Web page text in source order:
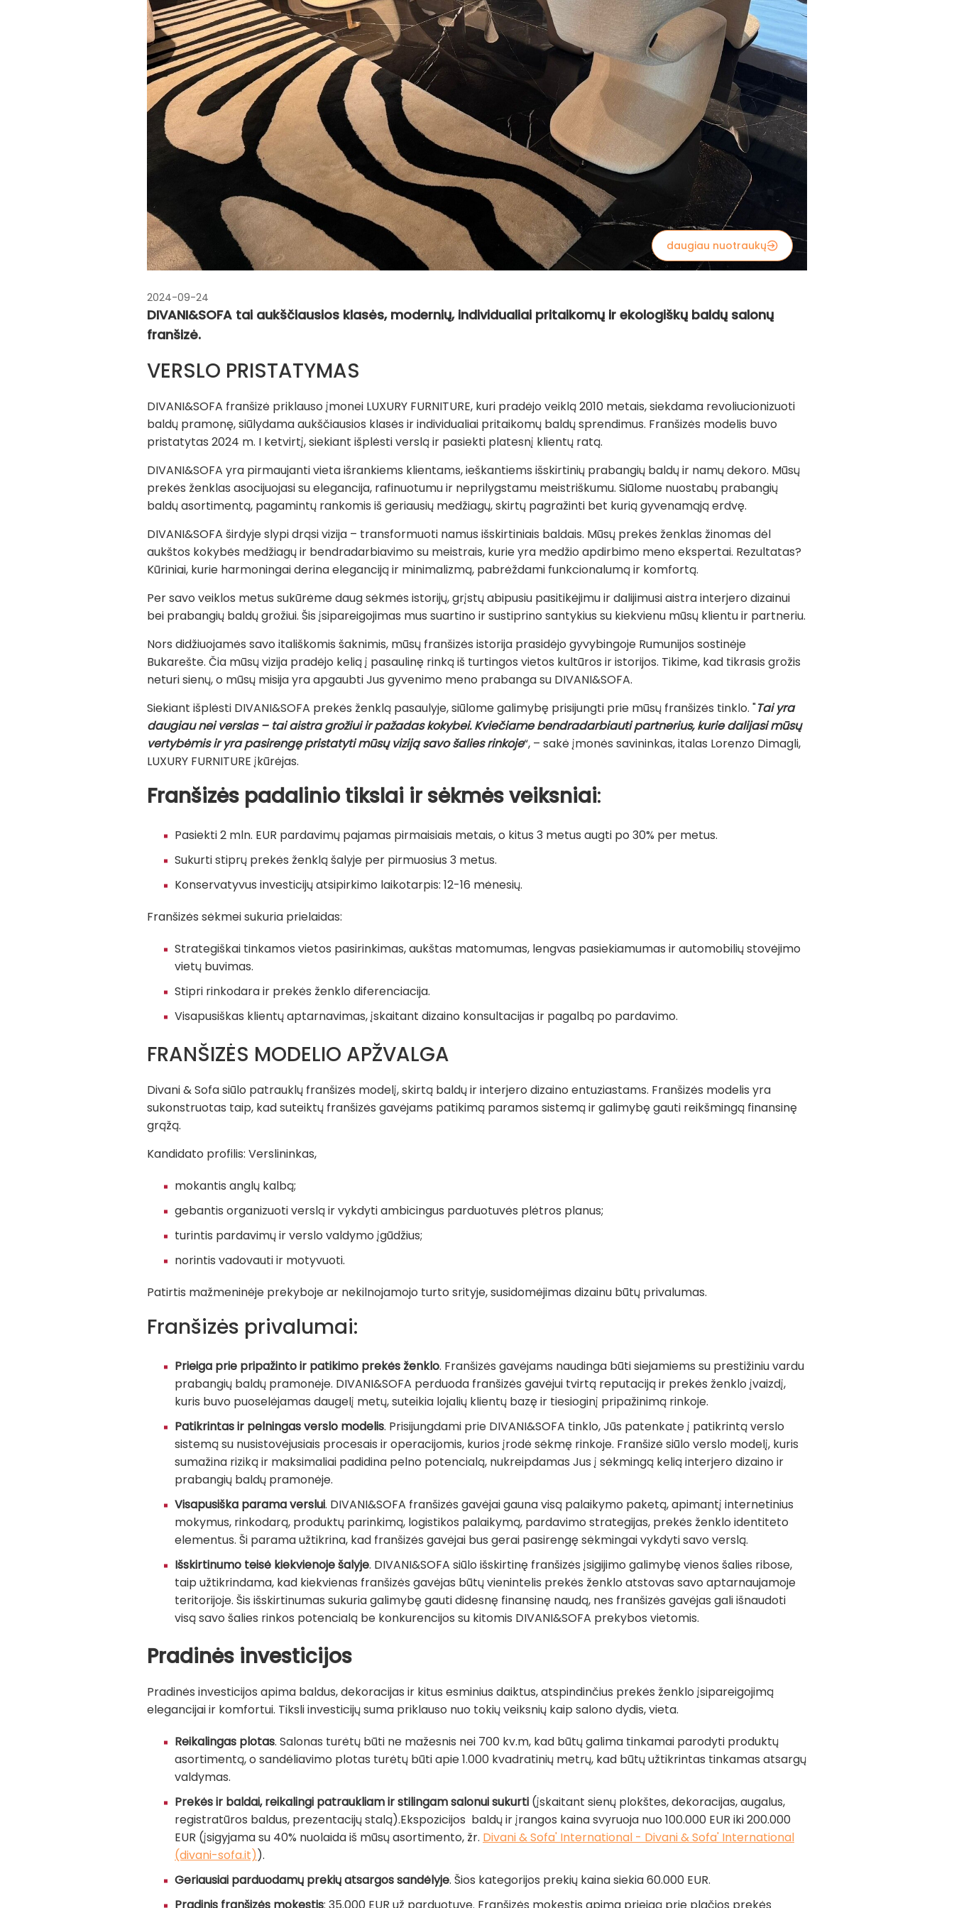
daugiau nuotraukų
2024-09-24
DIVANI&SOFA tai aukščiausios klasės, modernių, individualiai pritaikomų ir ekologiškų baldų salonų
franšizė.
VERSLO PRISTATYMAS
DIVANI&SOFA franšizė priklauso įmonei LUXURY FURNITURE, kuri pradėjo veiklą 2010 metais, siekdama revoliucionizuoti
baldų pramonę, siūlydama aukščiausios klasės ir individualiai pritaikomų baldų sprendimus. Franšizės modelis buvo
pristatytas 2024 m. I ketvirtį, siekiant išplėsti verslą ir pasiekti platesnį klientų ratą.
DIVANI&SOFA yra pirmaujanti vieta išrankiems klientams, ieškantiems išskirtinių prabangių baldų ir namų dekoro. Mūsų
prekės ženklas asocijuojasi su elegancija, rafinuotumu ir neprilygstamu meistriškumu. Siūlome nuostabų prabangių
baldų asortimentą, pagamintų rankomis iš geriausių medžiagų, skirtų pagražinti bet kurią gyvenamąją erdvę.
DIVANI&SOFA širdyje slypi drąsi vizija – transformuoti namus išskirtiniais baldais. Mūsų prekės ženklas žinomas dėl
aukštos kokybės medžiagų ir bendradarbiavimo su meistrais, kurie yra medžio apdirbimo meno ekspertai. Rezultatas?
Kūriniai, kurie harmoningai derina eleganciją ir minimalizmą, pabrėždami funkcionalumą ir komfortą.
Per savo veiklos metus sukūrėme daug sėkmės istorijų, grįstų abipusiu pasitikėjimu ir dalijimusi aistra interjero dizainui
bei prabangių baldų grožiui. Šis įsipareigojimas mus suartino ir sustiprino santykius su kiekvienu mūsų klientu ir partneriu.
Nors didžiuojamės savo itališkomis šaknimis, mūsų franšizės istorija prasidėjo gyvybingoje Rumunijos sostinėje
Bukarešte. Čia mūsų vizija pradėjo kelią į pasaulinę rinką iš turtingos vietos kultūros ir istorijos. Tikime, kad tikrasis grožis
neturi sienų, o mūsų misija yra apgaubti Jus gyvenimo meno prabanga su DIVANI&SOFA.
Siekiant išplėsti DIVANI&SOFA prekės ženklą pasaulyje, siūlome galimybę prisijungti prie mūsų franšizės tinklo. "Tai yra
daugiau nei verslas – tai aistra grožiui ir pažadas kokybei. Kviečiame bendradarbiauti partnerius, kurie dalijasi mūsų
vertybėmis ir yra pasirengę pristatyti mūsų viziją savo šalies rinkoje“, – sakė įmonės savininkas, italas Lorenzo Dimagli,
LUXURY FURNITURE įkūrėjas.
Franšizės padalinio tikslai ir sėkmės veiksniai:
Pasiekti 2 mln. EUR pardavimų pajamas pirmaisiais metais, o kitus 3 metus augti po 30% per metus.
Sukurti stiprų prekės ženklą šalyje per pirmuosius 3 metus.
Konservatyvus investicijų atsipirkimo laikotarpis: 12-16 mėnesių.
Franšizės sėkmei sukuria prielaidas:
Strategiškai tinkamos vietos pasirinkimas, aukštas matomumas, lengvas pasiekiamumas ir automobilių stovėjimo
vietų buvimas.
Stipri rinkodara ir prekės ženklo diferenciacija.
Visapusiškas klientų aptarnavimas, įskaitant dizaino konsultacijas ir pagalbą po pardavimo.
FRANŠIZĖS MODELIO APŽVALGA
Divani & Sofa siūlo patrauklų franšizės modelį, skirtą baldų ir interjero dizaino entuziastams. Franšizės modelis yra
sukonstruotas taip, kad suteiktų franšizės gavėjams patikimą paramos sistemą ir galimybę gauti reikšmingą finansinę
grąžą.
Kandidato profilis: Verslininkas,
mokantis anglų kalbą;
gebantis organizuoti verslą ir vykdyti ambicingus parduotuvės plėtros planus;
turintis pardavimų ir verslo valdymo įgūdžius;
norintis vadovauti ir motyvuoti.
Patirtis mažmeninėje prekyboje ar nekilnojamojo turto srityje, susidomėjimas dizainu būtų privalumas.
Franšizės privalumai:
Prieiga prie pripažinto ir patikimo prekės ženklo. Franšizės gavėjams naudinga būti siejamiems su prestižiniu vardu
prabangių baldų pramonėje. DIVANI&SOFA perduoda franšizės gavėjui tvirtą reputaciją ir prekės ženklo įvaizdį,
kuris buvo puoselėjamas daugelį metų, suteikia lojalių klientų bazę ir tiesioginį pripažinimą rinkoje.
Patikrintas ir pelningas verslo modelis. Prisijungdami prie DIVANI&SOFA tinklo, Jūs patenkate į patikrintą verslo
sistemą su nusistovėjusiais procesais ir operacijomis, kurios įrodė sėkmę rinkoje. Franšizė siūlo verslo modelį, kuris
sumažina riziką ir maksimaliai padidina pelno potencialą, nukreipdamas Jus į sėkmingą kelią interjero dizaino ir
prabangių baldų pramonėje.
Visapusiška parama verslui. DIVANI&SOFA franšizės gavėjai gauna visą palaikymo paketą, apimantį internetinius
mokymus, rinkodarą, produktų parinkimą, logistikos palaikymą, pardavimo strategijas, prekės ženklo identiteto
elementus. Ši parama užtikrina, kad franšizės gavėjai bus gerai pasirengę sėkmingai vykdyti savo verslą.
Išskirtinumo teisė kiekvienoje šalyje. DIVANI&SOFA siūlo išskirtinę franšizės įsigijimo galimybę vienos šalies ribose,
taip užtikrindama, kad kiekvienas franšizės gavėjas būtų vienintelis prekės ženklo atstovas savo aptarnaujamoje
teritorijoje. Šis išskirtinumas sukuria galimybę gauti didesnę finansinę naudą, nes franšizės gavėjas gali išnaudoti
visą savo šalies rinkos potencialą be konkurencijos su kitomis DIVANI&SOFA prekybos vietomis.
Pradinės investicijos
Pradinės investicijos apima baldus, dekoracijas ir kitus esminius daiktus, atspindinčius prekės ženklo įsipareigojimą
elegancijai ir komfortui. Tiksli investicijų suma priklauso nuo tokių veiksnių kaip salono dydis, vieta.
Reikalingas plotas. Salonas turėtų būti ne mažesnis nei 700 kv.m, kad būtų galima tinkamai parodyti produktų
asortimentą, o sandėliavimo plotas turėtų būti apie 1.000 kvadratinių metrų, kad būtų užtikrintas tinkamas atsargų
valdymas.
Prekės ir baldai, reikalingi patraukliam ir stilingam salonui sukurti (įskaitant sienų plokštes, dekoracijas, augalus,
registratūros baldus, prezentacijų stalą).Ekspozicijos baldų ir įrangos kaina svyruoja nuo 100.000 EUR iki 200.000
EUR (įsigyjama su 40% nuolaida iš mūsų asortimento, žr. Divani & Sofa' International - Divani & Sofa' International
(divani-sofa.it)).
Geriausiai parduodamų prekių atsargos sandėlyje. Šios kategorijos prekių kaina siekia 60.000 EUR.